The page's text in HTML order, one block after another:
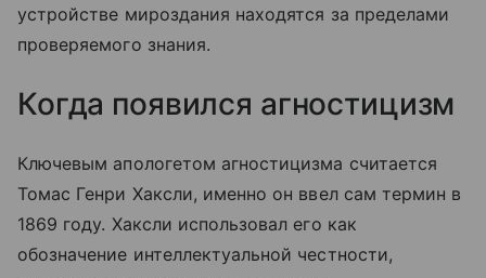
устройстве мироздания находятся за пределами
проверяемого знания.
Когда появился агностицизм
Ключевым апологетом агностицизма считается
Томас Генри Хаксли, именно он ввел сам термин в
1869 году. Хаксли использовал его как
обозначение интеллектуальной честности,